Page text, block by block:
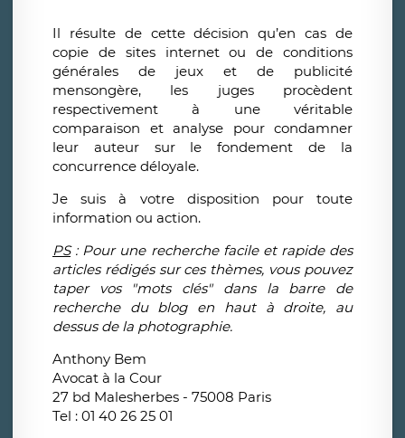
Il résulte de cette décision qu’en cas de
copie de sites internet ou de conditions
générales de jeux et de publicité
mensongère, les juges procèdent
respectivement à une véritable
comparaison et analyse pour condamner
leur auteur sur le fondement de la
concurrence déloyale.
Je suis à votre disposition pour toute
information ou action.
PS: Pour une recherche facile et rapide des
articles rédigés sur ces thèmes, vous pouvez
taper vos "mots clés" dans la barre de
recherche du blog en haut à droite, au
dessus de la photographie.
Anthony Bem
Avocat à la Cour
27 bd Malesherbes - 75008 Paris
Tel : 01 40 26 25 01